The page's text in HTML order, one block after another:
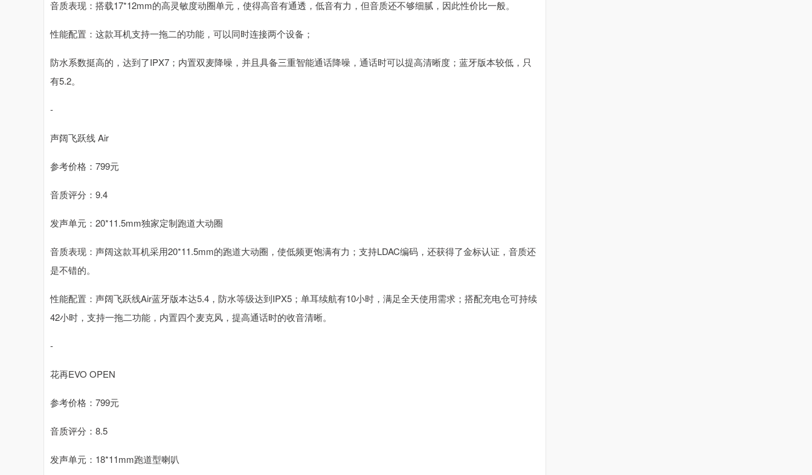
音质表现：搭载17*12mm的高灵敏度动圈单元，使得高音有通透，低音有力，但音质还不够细腻，因此性价比一般。
性能配置：这款耳机支持一拖二的功能，可以同时连接两个设备；
防水系数挺高的，达到了IPX7；内置双麦降噪，并且具备三重智能通话降噪，通话时可以提高清晰度；蓝牙版本较低，只
有5.2。
-
声阔飞跃线 Air
参考价格：799元
音质评分：9.4
发声单元：20*11.5mm独家定制跑道大动圈
音质表现：声阔这款耳机采用20*11.5mm的跑道大动圈，使低频更饱满有力；支持LDAC编码，还获得了金标认证，音质还
是不错的。
性能配置：声阔飞跃线Air蓝牙版本达5.4，防水等级达到IPX5；单耳续航有10小时，满足全天使用需求；搭配充电仓可持续
42小时，支持一拖二功能，内置四个麦克风，提高通话时的收音清晰。
-
花再EVO OPEN
参考价格：799元
音质评分：8.5
发声单元：18*11mm跑道型喇叭